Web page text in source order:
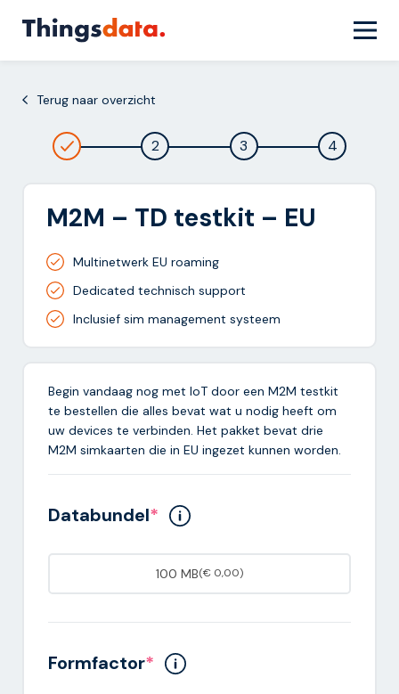
Terug naar overzicht
2 3 4
M2M – TD testkit – EU
Multinetwerk EU roaming
Dedicated technisch support
Inclusief sim management systeem
Begin vandaag nog met IoT door een M2M testkit
te bestellen die alles bevat wat u nodig heeft om
uw devices te verbinden. Het pakket bevat drie
M2M simkaarten die in EU ingezet kunnen worden.
Databundel*
100 MB(€ 0,00)
Formfactor*